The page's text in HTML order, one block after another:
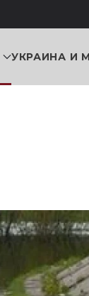
УКРАИНА И